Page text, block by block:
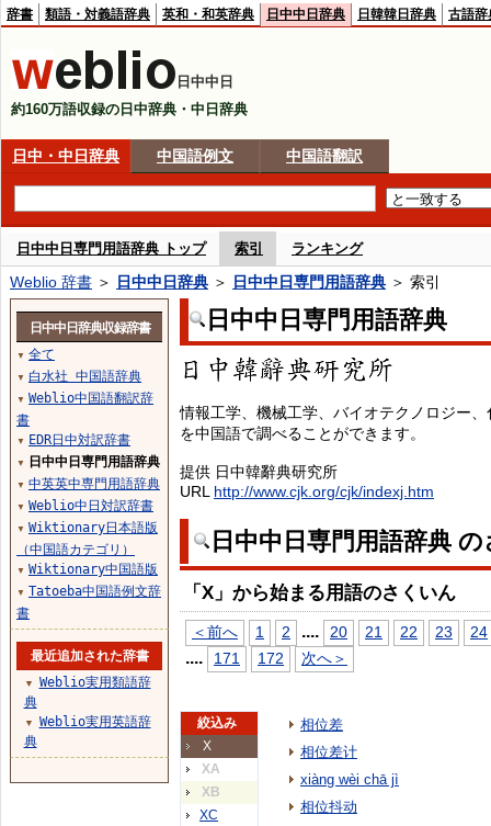
辞書 類語・対義語辞典 英和・和英辞典 日中中日辞典 日韓韓日辞典 古語辞
日中中日
約160万語収録の日中辞典・中日辞典
日中・中日辞典 中国語例文 中国語翻訳
日中中日専門用語辞典 トップ 索引 ランキング
Weblio 辞書 ＞ 日中中日辞典 ＞ 日中中日専門用語辞典 ＞ 索引
日中中日専門用語辞典
情報工学、機械工学、バイオテクノロジー
を中国語で調べることができます。
提供 日中韓辭典研究所
URL http://www.cjk.org/cjk/indexj.htm
日中中日専門用語辞典
「X」から始まる用語のさくいん
＜前へ 1 2 .... 20 21 22 23 24
.... 171 172 次へ＞
絞込み
X
XA
XB
XC
相位差
相位差计
xiàng wèi chā jì
相位抖动
日中中日辞典収録辞書
▼ 全て
▼ 白水社 中国語辞典
▼ Weblio中国語翻訳辞
書
▼ EDR日中対訳辞書
▼ 日中中日専門用語辞典
▼ 中英英中専門用語辞典
▼ Weblio中日対訳辞書
▼ Wiktionary日本語版
（中国語カテゴリ）
▼ Wiktionary中国語版
▼ Tatoeba中国語例文辞
書
最近追加された辞書
▼
Weblio実用類語辞
典
▼
Weblio実用英語辞
典